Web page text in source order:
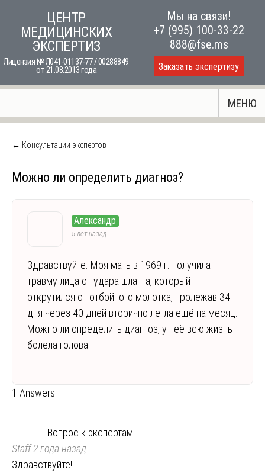
content
ЦЕНТР
МЕДИЦИНСКИХ
ЭКСПЕРТИЗ
Лицензия № Л041-01137-77 / 00288849
от 21.08.2013 года
Мы на связи!
+7 (995) 100-33-22
888@fse.ms
Заказать экспертизу
МЕНЮ
← Консультации экспертов
Можно ли определить диагноз?
Александр
5 лет назад
Здравствуйте. Моя мать в 1969 г. получила
травму лица от удара шланга, который
открутился от отбойного молотка, пролежав 34
дня через 40 дней вторично легла ещё на месяц.
Можно ли определить диагноз, у неё всю жизнь
болела голова.
1 Answers
Вопрос к экспертам
Staff2 года назад
Здравствуйте!